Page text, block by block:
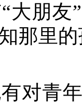
朋友”
那里
青年